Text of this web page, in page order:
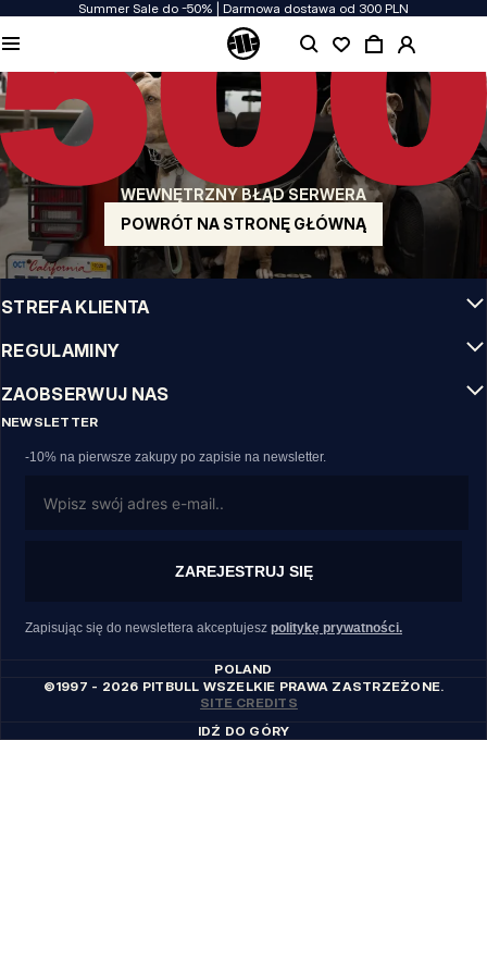
Summer Sale do -50% | Darmowa dostawa od 300 PLN
WEWNĘTRZNY BŁĄD SERWERA
POWRÓT NA STRONĘ GŁÓWNĄ
JAKOŚĆ TO DLA NAS PRIORYTET
Naszą odzież produkujemy z pasją! Nie idziemy na kompromis w kwestiach
wytrzymałości, długowieczności materiałów i dbałości o detal.
US ORIGIN
Nasze korzenie sięgają San Diego z poczatku lat 90-tych XX wieku. Nasz styl jest
surowy, autentyczny i stanowczy.
MARKA Z CHARAKTEREM
Nasze kolekcje wybierają sportowcy, fighterzy i uparci indywidualiści.
INFO
STREFA KLIENTA
REGULAMINY
ZAOBSERWUJ NAS
NEWSLETTER
-10% na pierwsze zakupy po zapisie na newsletter.
ZAREJESTRUJ SIĘ
Zapisując się do newslettera akceptujesz politykę prywatności.
POLAND
©1997 - 2026 PITBULL WSZELKIE PRAWA ZASTRZEŻONE.
SITE CREDITS
IDŹ DO GÓRY